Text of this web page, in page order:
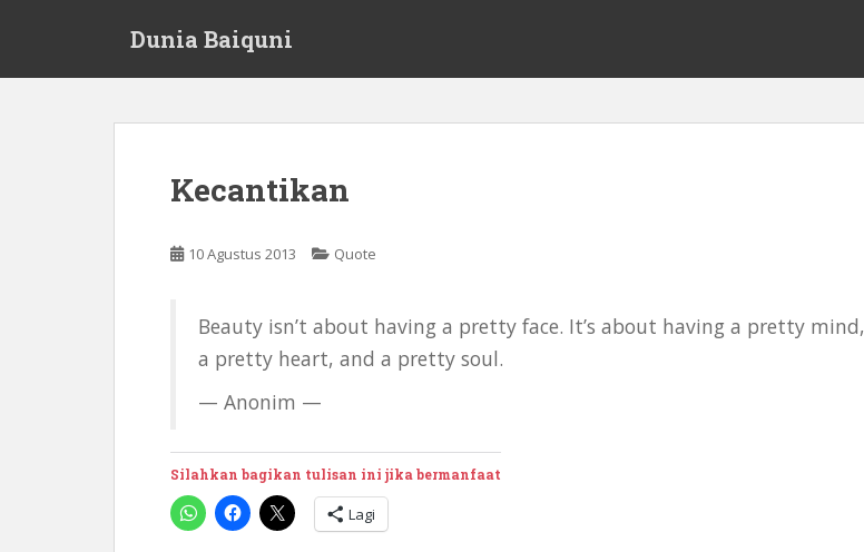
Dunia Baiquni
Kecantikan
10 Agustus 2013 Quote
Beauty isn’t about having a pretty face. It’s about having a pretty mind,
a pretty heart, and a pretty soul.
— Anonim —
Silahkan bagikan tulisan ini jika bermanfaat
Lagi